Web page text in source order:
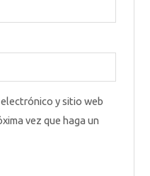
y sitio web
vez que haga un